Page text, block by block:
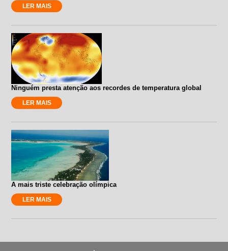
LER MAIS
Ninguém presta atenção aos recordes de temperatura global
LER MAIS
A mais triste celebração olímpica
LER MAIS